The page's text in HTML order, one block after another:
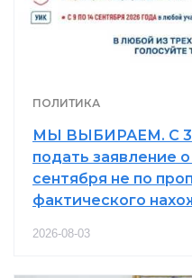
ПОЛИТИКА
МЫ ВЫБИРАЕМ. С 3
подать заявление
сентября не по
фактического
2026-08-03